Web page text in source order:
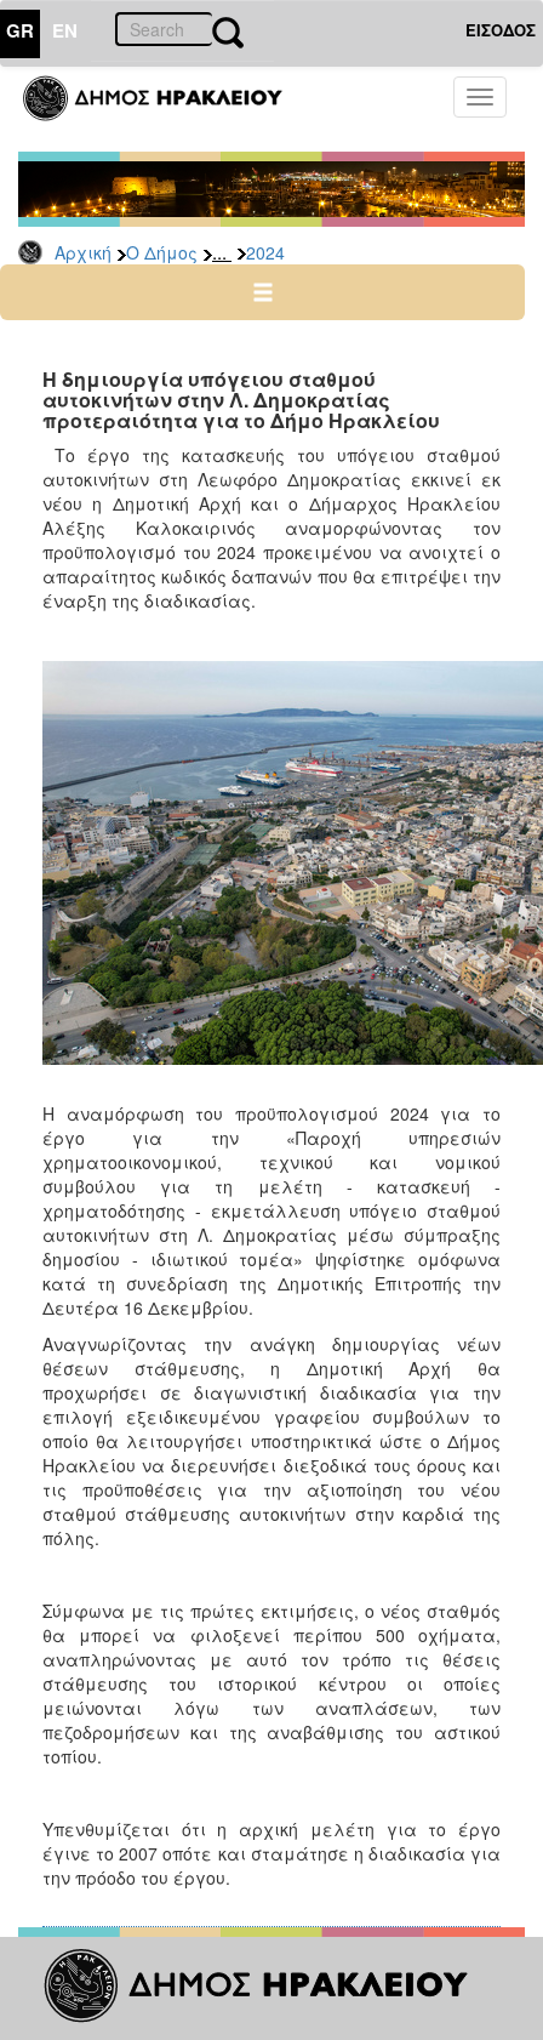
GR EN ΕΙΣΟΔΟΣ
Toggle
Αρχική Ο Δήμος ... 2024
ΔΗΜΟΣ
Δελτία
Τύπου
Αρχείο
2026
2024
2022
2021
2020
2019
2018
2017
2016
2015
2012
2011
2010
2006
ΤΟΠΟΣ
ΠΟΛΙΤΙΣΜΟΣ
ΑΝΘΕΚΤΙΚΗ
ΠΟΛΗ
Η δημιουργία υπόγειου σταθμού
αυτοκινήτων στην Λ. Δημοκρατίας
προτεραιότητα για το Δήμο Ηρακλείου
Το έργο της κατασκευής του υπόγειου σταθμού
αυτοκινήτων στη Λεωφόρο Δημοκρατίας εκκινεί εκ
νέου η Δημοτική Αρχή και ο Δήμαρχος Ηρακλείου
Αλέξης Καλοκαιρινός αναμορφώνοντας τον
προϋπολογισμό του 2024 προκειμένου να ανοιχτεί ο
απαραίτητος κωδικός δαπανών που θα επιτρέψει την
έναρξη της διαδικασίας.
Η αναμόρφωση του προϋπολογισμού 2024 για το
έργο για την «Παροχή υπηρεσιών
χρηματοοικονομικού, τεχνικού και νομικού
συμβούλου για τη μελέτη - κατασκευή -
χρηματοδότησης - εκμετάλλευση υπόγειο σταθμού
αυτοκινήτων στη Λ. Δημοκρατίας μέσω σύμπραξης
δημοσίου - ιδιωτικού τομέα» ψηφίστηκε ομόφωνα
κατά τη συνεδρίαση της Δημοτικής Επιτροπής την
Δευτέρα 16 Δεκεμβρίου.
Αναγνωρίζοντας την ανάγκη δημιουργίας νέων
θέσεων στάθμευσης, η Δημοτική Αρχή θα
προχωρήσει σε διαγωνιστική διαδικασία για την
επιλογή εξειδικευμένου γραφείου συμβούλων το
οποίο θα λειτουργήσει υποστηρικτικά ώστε ο Δήμος
Ηρακλείου να διερευνήσει διεξοδικά τους όρους και
τις προϋποθέσεις για την αξιοποίηση του νέου
σταθμού στάθμευσης αυτοκινήτων στην καρδιά της
πόλης.
Σύμφωνα με τις πρώτες εκτιμήσεις, ο νέος σταθμός
θα μπορεί να φιλοξενεί περίπου 500 οχήματα,
αναπληρώνοντας με αυτό τον τρόπο τις θέσεις
στάθμευσης του ιστορικού κέντρου οι οποίες
μειώνονται λόγω των αναπλάσεων, των
πεζοδρομήσεων και της αναβάθμισης του αστικού
τοπίου.
Υπενθυμίζεται ότι η αρχική μελέτη για το έργο
έγινε το 2007 οπότε και σταμάτησε η διαδικασία για
την πρόοδο του έργου.